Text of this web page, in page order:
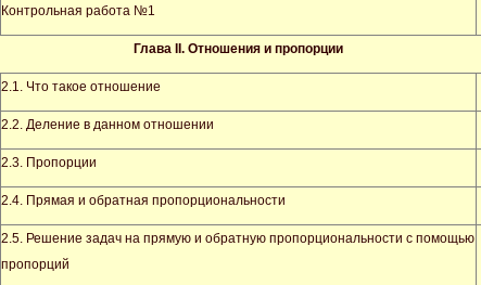
Контрольная работа №1
Глава . Отношения и пропорции
2.1. Что такое отношение
2.2. Деление в данном отношении
2.3. Пропорции
2.4. Прямая и обратная пропорциональности
2.5. Решение задач на прямую и обратную пропорциональности с помощью
пропорций